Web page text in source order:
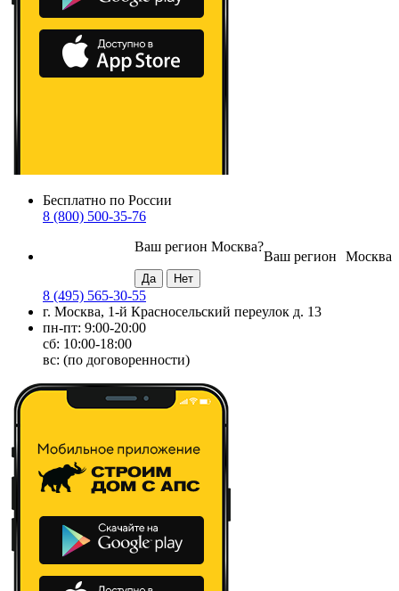
Бесплатно по России
8 (800) 500-35-76
Москва
Ваш регион
Ваш регион Москва?
8 (495) 565-30-55
г. Москва, 1-й Красносельский переулок д. 13
пн-пт: 9:00-20:00
сб: 10:00-18:00
вс: (по договоренности)